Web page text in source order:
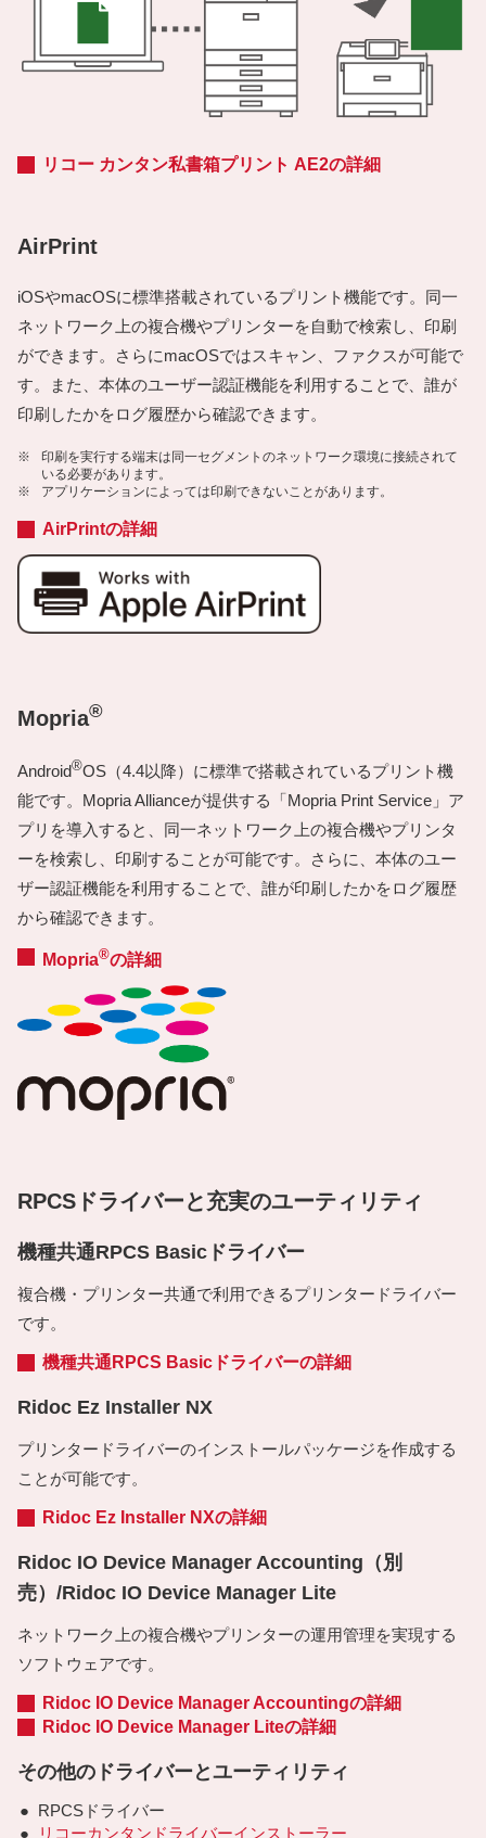
リコー カンタン私書箱プリント AE2の詳細
AirPrint
iOSやmacOSに標準搭載されているプリント機能です。同一
ネットワーク上の複合機やプリンターを自動で検索し、印刷
ができます。さらにmacOSではスキャン、ファクスが可能で
す。また、本体のユーザー認証機能を利用することで、誰が
印刷したかをログ履歴から確認できます。
※
印刷を実行する端末は同一セグメントのネットワーク環境に接続されて
いる必要があります。
※
アプリケーションによっては印刷できないことがあります。
AirPrintの詳細
Mopria®
Android®OS（4.4以降）に標準で搭載されているプリント機
能です。Mopria Allianceが提供する「Mopria Print Service」ア
プリを導入すると、同一ネットワーク上の複合機やプリンタ
ーを検索し、印刷することが可能です。さらに、本体のユー
ザー認証機能を利用することで、誰が印刷したかをログ履歴
から確認できます。
Mopria®の詳細
RPCSドライバーと充実のユーティリティ
機種共通RPCS Basicドライバー
複合機・プリンター共通で利用できるプリンタードライバー
です。
機種共通RPCS Basicドライバーの詳細
Ridoc Ez Installer NX
プリンタードライバーのインストールパッケージを作成する
ことが可能です。
Ridoc Ez Installer NXの詳細
Ridoc IO Device Manager Accounting（別
売）/Ridoc IO Device Manager Lite
ネットワーク上の複合機やプリンターの運用管理を実現する
ソフトウェアです。
Ridoc IO Device Manager Accountingの詳細
Ridoc IO Device Manager Liteの詳細
その他のドライバーとユーティリティ
● RPCSドライバー
●
リコーカンタンドライバーインストーラー